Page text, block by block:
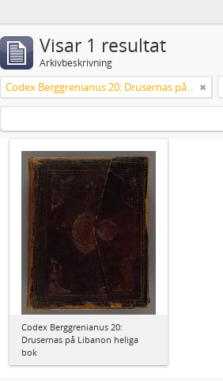
Visar 1 resultat
Arkivbeskrivning
Codex Berggrenianus 20: Drusernas på Libanon heliga bok
Codex Berggrenianus 20:
Drusernas på Libanon heliga
bok